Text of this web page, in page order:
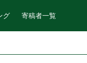
グ 寄稿者一覧